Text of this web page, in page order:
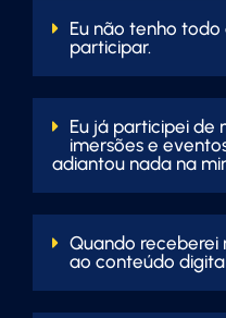
Eu não tenho
participar.
Eu já participei de
imersões e
adiantou nada na
Quando receberei
ao conteúdo